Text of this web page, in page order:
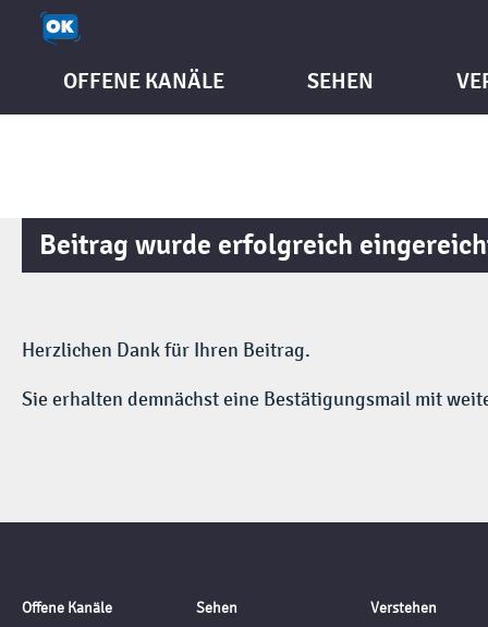
OFFENE KANÄLE SEHEN
Beitrag wurde erfolgreich
Herzlichen Dank für Ihren Beitrag.
Sie erhalten demnächst eine Bestätigungsmail mit
Offene Kanäle
Sehen
Verstehen